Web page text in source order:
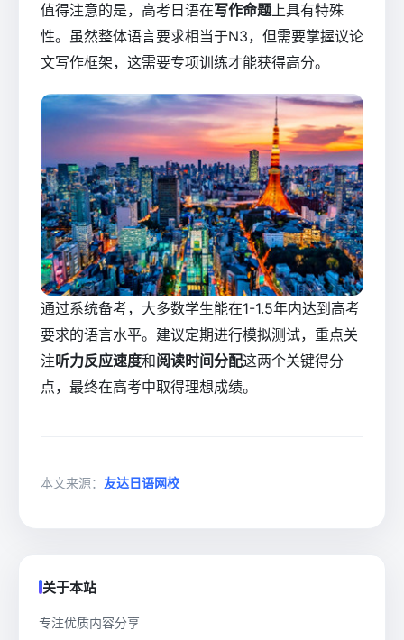
值得注意的是，高考日语在写作命题上具有特殊
性。虽然整体语言要求相当于N3，但需要掌握议论
文写作框架，这需要专项训练才能获得高分。
通过系统备考，大多数学生能在1-1.5年内达到高考
要求的语言水平。建议定期进行模拟测试，重点关
注听力反应速度和阅读时间分配这两个关键得分
点，最终在高考中取得理想成绩。
本文来源： 友达日语网校
关于本站
专注优质内容分享